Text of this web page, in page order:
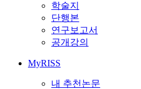
학술지
단행본
연구보고서
공개강의
MyRISS
내 추천논문